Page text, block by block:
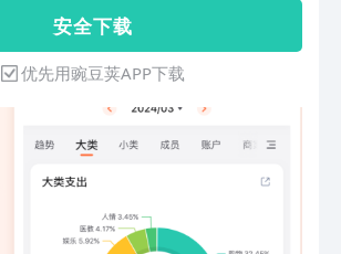
实时字幕智能转写，多端快捷切换流畅体
验，还可共享屏幕和文档实现多人在线编
辑，或通过表情、气氛、状态对他人观点
也和面对面一样。 【日历AI】：通过自
然语言输入轻松创建日程，智能推荐会议
时间及场地，一键查看参会人忙闲，灵活
进行日程规划，个人待办明晰有序，团队
调度轻松安排。 【全球化能力】：全界
面翻译和系统应用支持超 20种语言，海
Store年度产品】【2012年安卓全球开发
者大会应用平台0】【35次入选 App
Store 精品推荐 】-为你提供了易用专业
的财务管理模式体验-【行云流水的记账
的全方位财务报表。工资、房贷、车贷等
固定收支可设置自动入账，超便捷【报表
跌一目了然，从各个维度查看财务状况，
安 全 下 载
优先用豌豆荚APP下载